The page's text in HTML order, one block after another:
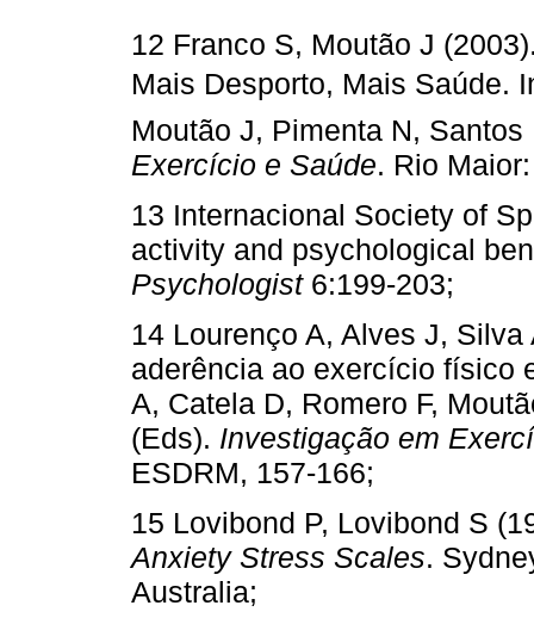
12 Franco S, Moutão J
Mais Desporto, Mais
Moutão J, Pimenta N,
Exercício e Saúde. Rio
13 Internacional Society of
activity and psychological
Psychologist6:199-203;
14 Lourenço A, Alves J,
aderência ao exercício físico
A, Catela D, Romero F,
(Eds). Investigação em
ESDRM, 157-166;
15 Lovibond P, Lovibond S
Anxiety Stress Scales.
Australia;